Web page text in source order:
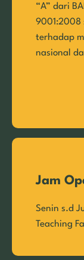
“A” dari
9001:2008
terhadap
nasional
Jam
Senin s.d
Teaching